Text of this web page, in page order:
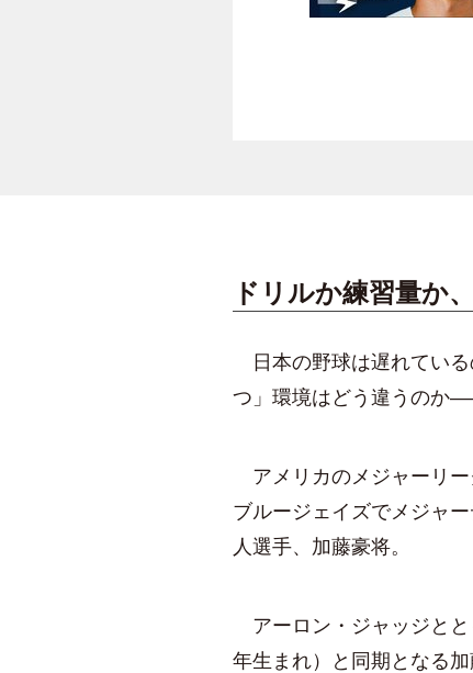
ドリルか練習量か
日本の野球は遅れてい
つ」環境はどう違うのか
アメリカのメジャーリー
ブルージェイズでメジャ
人選手、加藤豪将。
アーロン・ジャッジとと
年生まれ）と同期となる